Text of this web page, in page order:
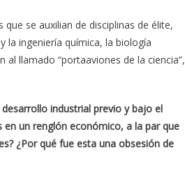
se auxilian de disciplinas de élite,
la ingeniería química, la biología
llamado “portaaviones de la ciencia”,
industrial previo y bajo el
un renglón económico, a la par que
¿Por qué fue esta una obsesión de